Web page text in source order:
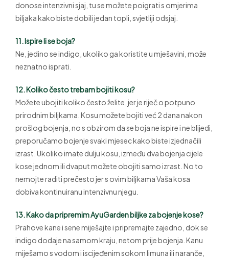
donose intenzivni sjaj, tu se možete poigrati s omjerima
biljaka kako biste dobili jedan topli, svjetliji odsjaj.
11. Ispire li se boja?
Ne, jedino se indigo, ukoliko ga koristite u mješavini, može
neznatno isprati.
12. Koliko često trebam bojiti kosu?
Možete ubojiti koliko često želite, jer je riječ o potpuno
prirodnim biljkama. Kosu možete bojiti već 2 dana nakon
prošlog bojenja, no s obzirom da se boja ne ispire i ne blijedi,
preporučamo bojenje svaki mjesec kako biste izjednačili
izrast. Ukoliko imate dulju kosu, između dva bojenja cijele
kose jednom ili dvaput možete obojiti samo izrast. No to
nemojte raditi prečesto jer s ovim biljkama Vaša kosa
dobiva kontinuiranu intenzivnu njegu.
13. Kako da pripremim AyuGarden biljke za bojenje kose?
Prahove kane i sene miješajte i pripremajte zajedno, dok se
indigo dodaje na samom kraju, netom prije bojenja. Kanu
miješamo s vodom i iscijeđenim sokom limuna ili naranče,